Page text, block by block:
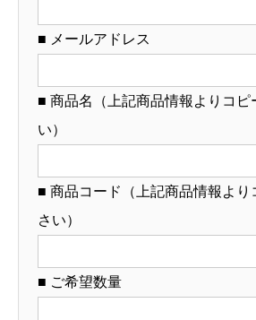
応・
オ
リ
ル
製
■ メールアドレス
■ 商品名（上記商品情報よりコピ
い）
■ 商品コード（上記商品情報より
さい）
■ ご希望数量